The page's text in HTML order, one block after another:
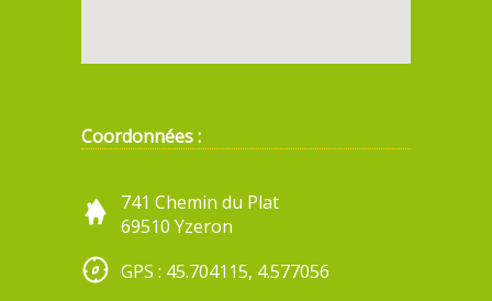
Coordonnées :
741 Chemin du Plat
69510 Yzeron
GPS : 45.704115, 4.577056